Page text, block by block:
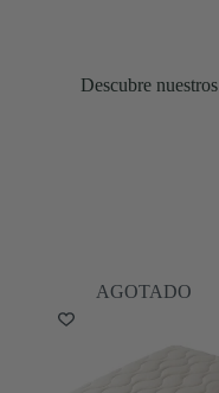
Descubre nuestros
AGOTADO